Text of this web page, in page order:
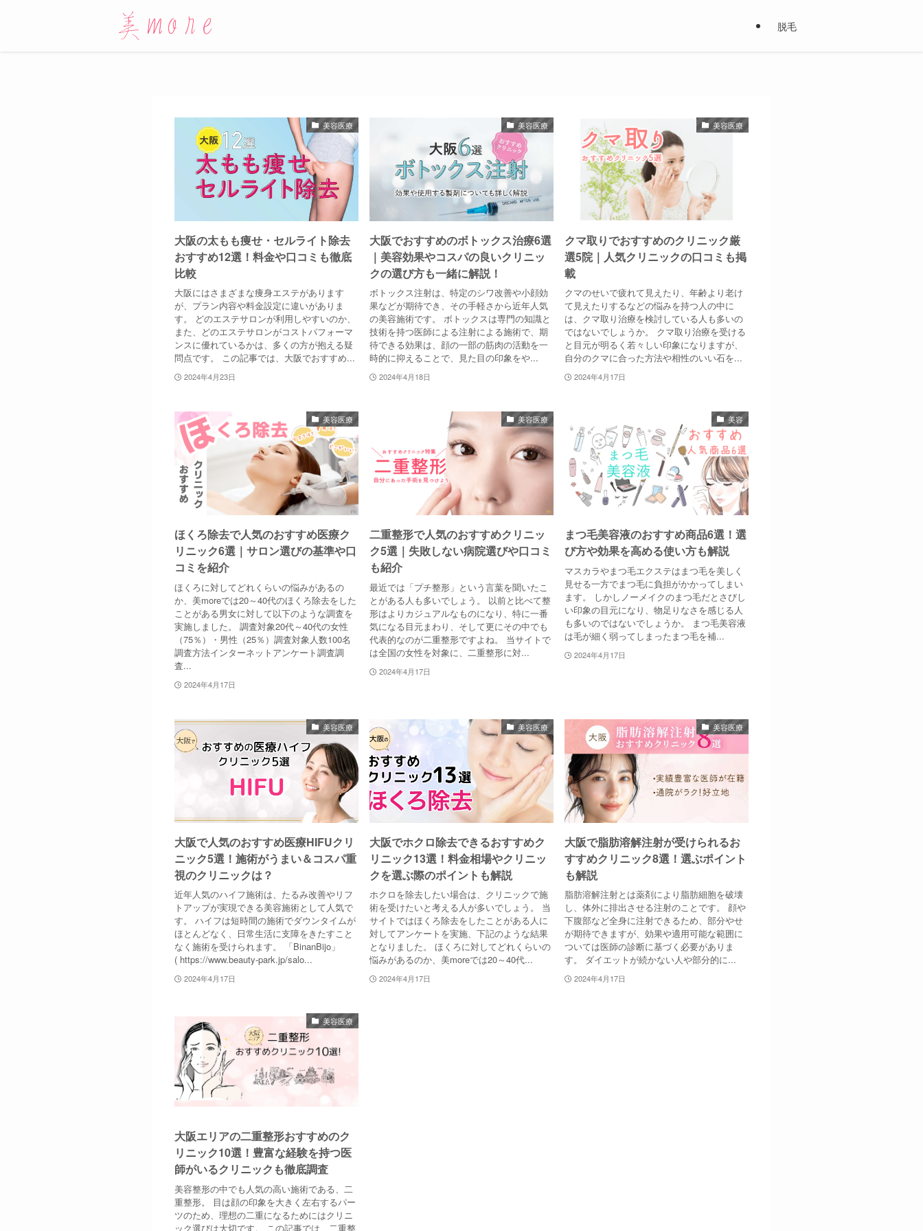
脱毛
美容医療
大阪の太もも痩せ・セルライト除去
おすすめ12選！料金や口コミも徹底
比較
大阪にはさまざまな痩身エステがあります
が、プラン内容や料金設定に違いがありま
す。 どのエステサロンが利用しやすいのか、
また、どのエステサロンがコストパフォーマ
ンスに優れているかは、多くの方が抱える疑
問点です。 この記事では、大阪でおすすめ...
2024年4月23日
美容医療
大阪でおすすめのボトックス治療6選
｜美容効果やコスパの良いクリニッ
クの選び方も一緒に解説！
ボトックス注射は、特定のシワ改善や小顔効
果などが期待でき、その手軽さから近年人気
の美容施術です。 ボトックスは専門の知識と
技術を持つ医師による注射による施術で、期
待できる効果は、顔の一部の筋肉の活動を一
時的に抑えることで、見た目の印象をや...
2024年4月18日
美容医療
クマ取りでおすすめのクリニック厳
選5院｜人気クリニックの口コミも掲
載
クマのせいで疲れて見えたり、年齢より老け
て見えたりするなどの悩みを持つ人の中に
は、クマ取り治療を検討している人も多いの
ではないでしょうか。 クマ取り治療を受ける
と目元が明るく若々しい印象になりますが、
自分のクマに合った方法や相性のいい石を...
2024年4月17日
美容医療
ほくろ除去で人気のおすすめ医療ク
リニック6選｜サロン選びの基準や口
コミを紹介
ほくろに対してどれくらいの悩みがあるの
か、美moreでは20～40代のほくろ除去をした
ことがある男女に対して以下のような調査を
実施しました。 調査対象20代～40代の女性
（75％）・男性（25％）調査対象人数100名
調査方法インターネットアンケート調査調
査...
2024年4月17日
美容医療
二重整形で人気のおすすめクリニッ
ク5選｜失敗しない病院選びや口コミ
も紹介
最近では「プチ整形」という言葉を聞いたこ
とがある人も多いでしょう。 以前と比べて整
形はよりカジュアルなものになり、特に一番
気になる目元まわり、そして更にその中でも
代表的なのが二重整形ですよね。 当サイトで
は全国の女性を対象に、二重整形に対...
2024年4月17日
美容
まつ毛美容液のおすすめ商品6選！選
び方や効果を高める使い方も解説
マスカラやまつ毛エクステはまつ毛を美しく
見せる一方でまつ毛に負担がかかってしまい
ます。 しかしノーメイクのまつ毛だとさびし
い印象の目元になり、物足りなさを感じる人
も多いのではないでしょうか。 まつ毛美容液
は毛が細く弱ってしまったまつ毛を補...
2024年4月17日
美容医療
大阪で人気のおすすめ医療HIFUクリ
ニック5選！施術がうまい＆コスパ重
視のクリニックは？
近年人気のハイフ施術は、たるみ改善やリフ
トアップが実現できる美容施術として人気で
す。 ハイフは短時間の施術でダウンタイムが
ほとんどなく、日常生活に支障をきたすこと
なく施術を受けられます。 「BinanBijo」
( https://www.beauty-park.jp/salo...
2024年4月17日
美容医療
大阪でホクロ除去できるおすすめク
リニック13選！料金相場やクリニッ
クを選ぶ際のポイントも解説
ホクロを除去したい場合は、クリニックで施
術を受けたいと考える人が多いでしょう。 当
サイトではほくろ除去をしたことがある人に
対してアンケートを実施、下記のような結果
となりました。 ほくろに対してどれくらいの
悩みがあるのか、美moreでは20～40代...
2024年4月17日
美容医療
大阪で脂肪溶解注射が受けられるお
すすめクリニック8選！選ぶポイント
も解説
脂肪溶解注射とは薬剤により脂肪細胞を破壊
し、体外に排出させる注射のことです。 顔や
下腹部など全身に注射できるため、部分やせ
が期待できますが、効果や適用可能な範囲に
ついては医師の診断に基づく必要がありま
す。 ダイエットが続かない人や部分的に...
2024年4月17日
美容医療
大阪エリアの二重整形おすすめのク
リニック10選！豊富な経験を持つ医
師がいるクリニックも徹底調査
美容整形の中でも人気の高い施術である、二
重整形。 目は顔の印象を大きく左右するパー
ツのため、理想の二重になるためにはクリニ
ック選びは大切です。 この記事では、二重整